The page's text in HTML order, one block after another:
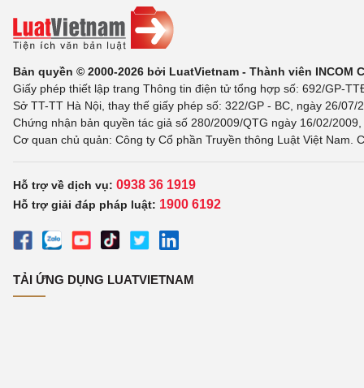
Bản quyền © 2000-2026 bởi LuatVietnam - Thành viên INCOM
Giấy phép thiết lập trang Thông tin điện tử tổng hợp số: 692/GP-
Sở TT-TT Hà Nội, thay thế giấy phép số: 322/GP - BC, ngày 26/
Chứng nhận bản quyền tác giả số 280/2009/QTG ngày 16/02/
Cơ quan chủ quản: Công ty Cổ phần Truyền thông Luật Việt Nam.
Hỗ trợ về dịch vụ: 0938 36 1919
Hỗ trợ giải đáp pháp luật: 1900 6192
TẢI ỨNG DỤNG LUATVIETNAM